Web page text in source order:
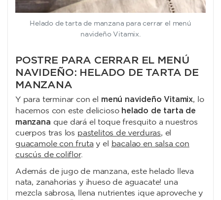
Helado de tarta de manzana para cerrar el menú
navideño Vitamix.
POSTRE PARA CERRAR EL MENÚ
NAVIDEÑO: HELADO DE TARTA DE
MANZANA
Y para terminar con el menú navideño Vitamix, lo
hacemos con este delicioso helado de tarta de
manzana que dará el toque fresquito a nuestros
cuerpos tras los pastelitos de verduras, el
guacamole con fruta y el
bacalao en salsa con
cuscús de coliflor.
Además de jugo de manzana, este helado lleva
nata, zanahorias y ¡hueso de aguacate! una
mezcla sabrosa, llena nutrientes ¡que aproveche y